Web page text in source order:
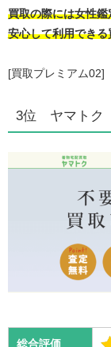
買取の際には女性
安心して利用でき
[買取プレミアム02]
3位 ヤマトク
総合評価